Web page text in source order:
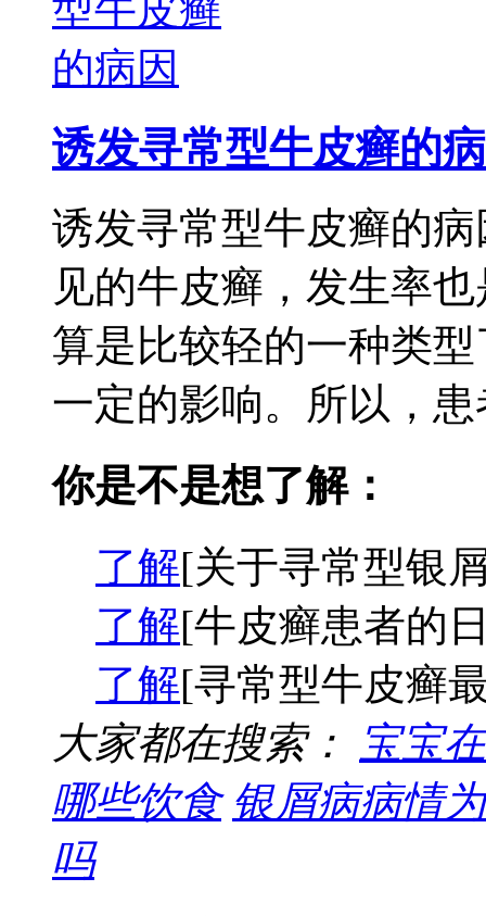
诱发寻常型牛皮癣的病
诱发寻常型牛皮癣的
见的牛皮癣，发生率
算是比较轻的一种类
一定的影响。所以，
你是不是想了解：
了解[关于寻常型银
了解[牛皮癣患者的
了解[寻常型牛皮癣
大家都在搜索：
宝宝
哪些饮食 银屑病病情
吗